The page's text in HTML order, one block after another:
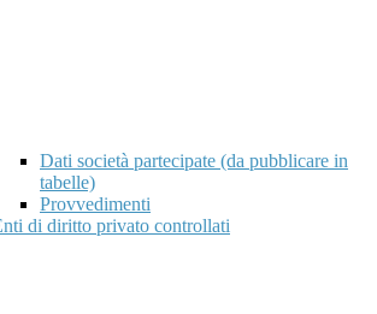
Dati società partecipate (da pubblicare in
tabelle)
Provvedimenti
di diritto privato controllati